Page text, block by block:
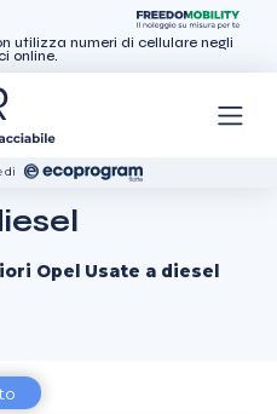
utilizza numeri di cellulare negli
online.
di
Opel Usate a diesel